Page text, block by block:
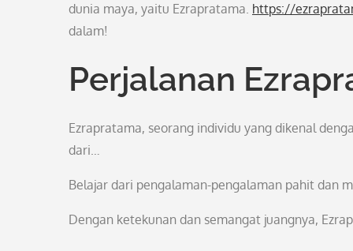
dunia maya, yaitu Ezrapratama. https://
dalam!
Perjalanan
Ezrapratama, seorang individu yang dikenal
dari…
Belajar dari pengalaman-pengalaman pahit dan
Dengan ketekunan dan semangat juangnya,